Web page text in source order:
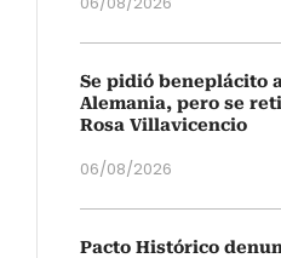
Se pidió beneplácito
Alemania, pero se
Rosa Villavicencio
06/08/2026
Pacto Histórico